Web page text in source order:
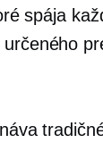
spája